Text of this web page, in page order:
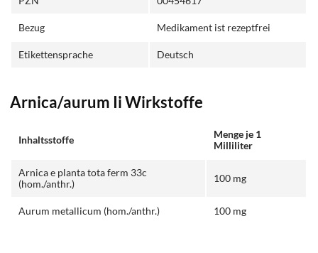
Bezug Medikament ist rezeptfrei
Etikettensprache Deutsch
Arnica/aurum Ii Wirkstoffe
Inhaltsstoffe
Menge je 1
Milliliter
Arnica e planta tota ferm 33c
(hom./anthr.)
100 mg
Aurum metallicum (hom./anthr.) 100 mg